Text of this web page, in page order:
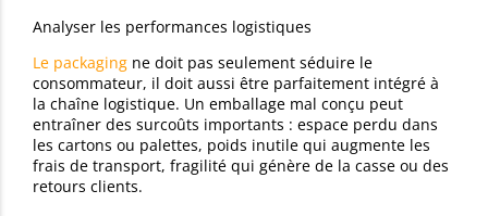
Analyser les performances logistiques
Le packaging ne doit pas seulement séduire le
consommateur, il doit aussi être parfaitement intégré à
la chaîne logistique. Un emballage mal conçu peut
entraîner des surcoûts importants : espace perdu dans
les cartons ou palettes, poids inutile qui augmente les
frais de transport, fragilité qui génère de la casse ou des
retours clients.